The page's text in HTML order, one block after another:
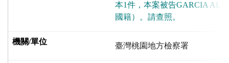
本1件，本案被告GARCIA
國籍）。請查照。
臺灣桃園地方檢察署